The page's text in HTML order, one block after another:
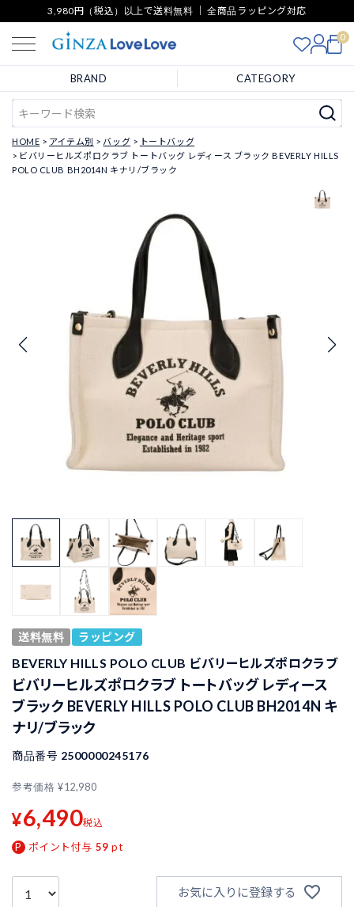
3,980円（税込）以上で送料無料 ｜ 全商品ラッピング対応
0
BRAND CATEGORY
HOME アイテム別 バッグ
トートバッグ
ビバリーヒルズポロクラブ トートバッグ レディース ブラック BEVERLY HILLS
POLO CLUB BH2014N キナリ/ブラック
送料無料 ラッピング
BEVERLY HILLS POLO CLUB ビバリーヒルズポロクラブ
ビバリーヒルズポロクラブ トートバッグ レディース
ブラック BEVERLY HILLS POLO CLUB BH2014N キ
ナリ/ブラック
商品番号 2500000245176
参考価格 ¥12,980
¥6,490税込
ポイント付与 59 pt
お気に入りに登録する